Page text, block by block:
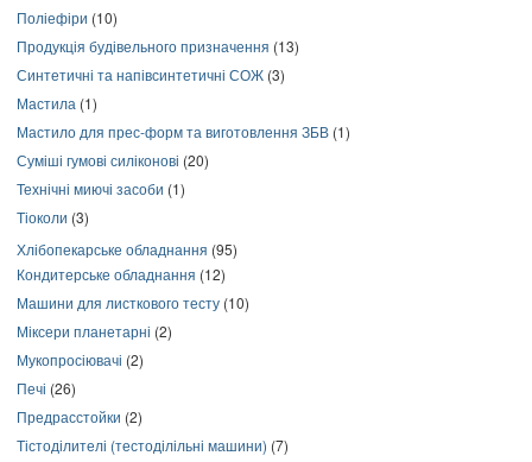
Поліефіри (10)
Продукція будівельного призначення (13)
Синтетичні та напівсинтетичні СОЖ (3)
Мастила (1)
Мастило для прес-форм та виготовлення ЗБВ (1)
Суміші гумові силіконові (20)
Технічні миючі засоби (1)
Тіоколи (3)
Хлібопекарське обладнання (95)
Кондитерське обладнання (12)
Машини для листкового тесту (10)
Міксери планетарні (2)
Мукопросіювачі (2)
Печі (26)
Предрасстойки (2)
Тістоділителі (тестоділільні машини) (7)